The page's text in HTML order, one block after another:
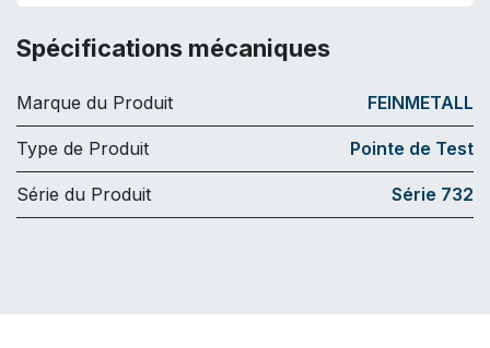
Spécifications mécaniques
Marque du Produit FEINMETALL
Type de Produit Pointe de Test
Série du Produit Série 732